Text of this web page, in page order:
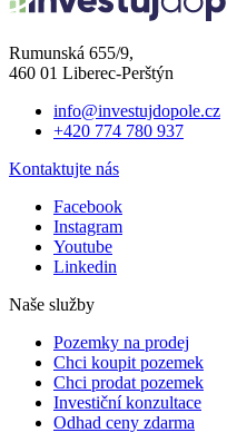
Rumunská 655/9,
460 01 Liberec-Perštýn
info@investujdopole.cz
+420 774 780 937
Kontaktujte nás
Facebook
Instagram
Youtube
Linkedin
Naše služby
Pozemky na prodej
Chci koupit pozemek
Chci prodat pozemek
Investiční konzultace
Odhad ceny zdarma